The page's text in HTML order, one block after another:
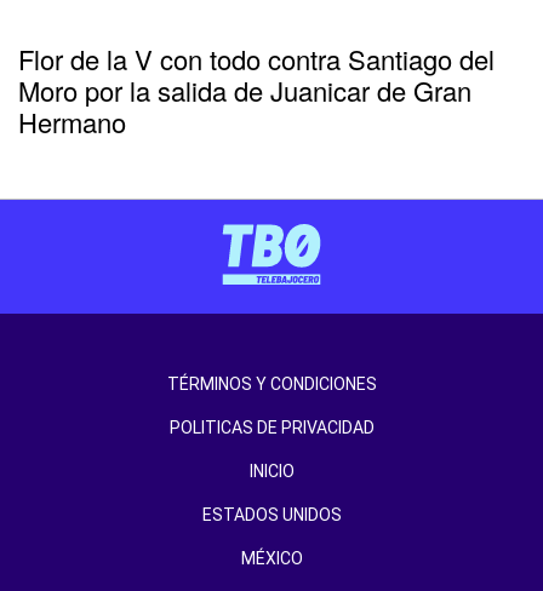
Flor de la V con todo contra Santiago del
Moro por la salida de Juanicar de Gran
Hermano
TÉRMINOS Y CONDICIONES
POLITICAS DE PRIVACIDAD
INICIO
ESTADOS UNIDOS
MÉXICO